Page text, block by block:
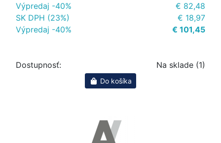
Výpredaj -40%
€ 82,48
SK DPH (23%)
€ 18,97
Výpredaj -40%
€ 101,45
Dostupnosť: Na sklade (1)
Do košíka